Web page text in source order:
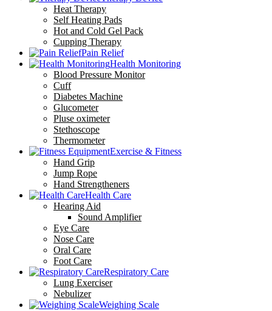
Heat Therapy
Self Heating Pads
Hot and Cold Gel Pack
Cupping Therapy
Pain Relief
Health Monitoring
Blood Pressure Monitor
Cuff
Diabetes Machine
Glucometer
Pluse oximeter
Stethoscope
Thermometer
Exercise & Fitness
Hand Grip
Jump Rope
Hand Strengtheners
Health Care
Hearing Aid
Sound Amplifier
Eye Care
Nose Care
Oral Care
Foot Care
Respiratory Care
Lung Exerciser
Nebulizer
Weighing Scale